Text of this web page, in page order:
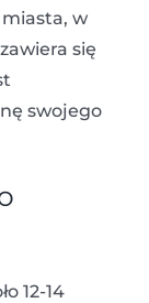
w
się
swojego
12-14